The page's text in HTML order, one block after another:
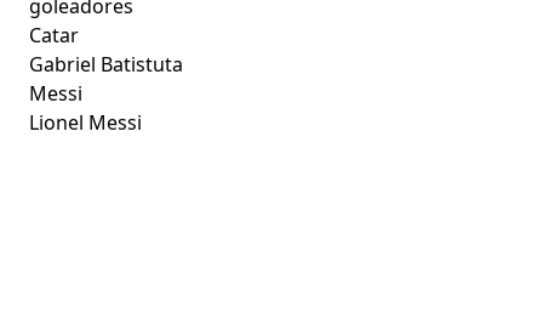
goleadores
Catar
Gabriel Batistuta
Messi
Lionel Messi